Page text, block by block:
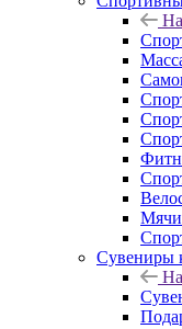
Мячи
Сувениры